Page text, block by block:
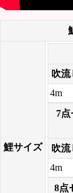
鯉サイズ
吹流
4m
7
吹流
4m
8点